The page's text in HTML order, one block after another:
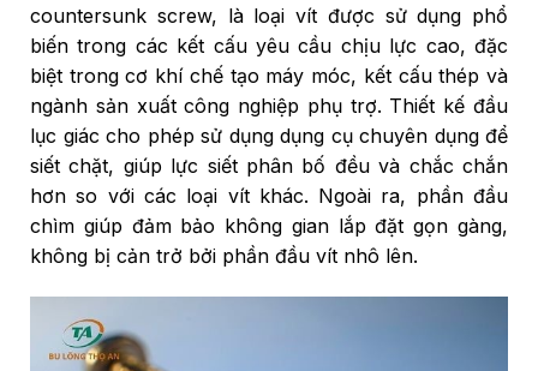
countersunk screw, là loại vít được sử dụng phổ
biến trong các kết cấu yêu cầu chịu lực cao, đặc
biệt trong cơ khí chế tạo máy móc, kết cấu thép và
ngành sản xuất công nghiệp phụ trợ. Thiết kế đầu
lục giác cho phép sử dụng dụng cụ chuyên dụng để
siết chặt, giúp lực siết phân bố đều và chắc chắn
hơn so với các loại vít khác. Ngoài ra, phần đầu
chìm giúp đảm bảo không gian lắp đặt gọn gàng,
không bị cản trở bởi phần đầu vít nhô lên.